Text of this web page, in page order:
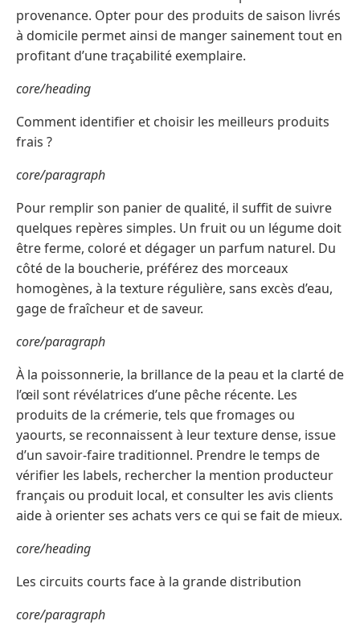
provenance. Opter pour des produits de saison livrés
à domicile permet ainsi de manger sainement tout en
profitant d’une traçabilité exemplaire.
core/heading
Comment identifier et choisir les meilleurs produits
frais ?
core/paragraph
Pour remplir son panier de qualité, il suffit de suivre
quelques repères simples. Un fruit ou un légume doit
être ferme, coloré et dégager un parfum naturel. Du
côté de la boucherie, préférez des morceaux
homogènes, à la texture régulière, sans excès d’eau,
gage de fraîcheur et de saveur.
core/paragraph
À la poissonnerie, la brillance de la peau et la clarté de
l’œil sont révélatrices d’une pêche récente. Les
produits de la crémerie, tels que fromages ou
yaourts, se reconnaissent à leur texture dense, issue
d’un savoir-faire traditionnel. Prendre le temps de
vérifier les labels, rechercher la mention producteur
français ou produit local, et consulter les avis clients
aide à orienter ses achats vers ce qui se fait de mieux.
core/heading
Les circuits courts face à la grande distribution
core/paragraph